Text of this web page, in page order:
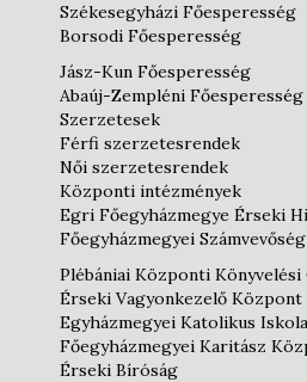
Székesegyházi Főesperesség
Borsodi Főesperesség
Jász-Kun Főesperesség
Abaúj-Zempléni Főesperesség
Szerzetesek
Férfi szerzetesrendek
Női szerzetesrendek
Központi intézmények
Egri Főegyházmegye Érseki
Főegyházmegyei Számvevőség
Plébániai Központi
Érseki Vagyonkezelő Központ
Egyházmegyei Katolikus
Főegyházmegyei Karitász
Érseki Bíróság